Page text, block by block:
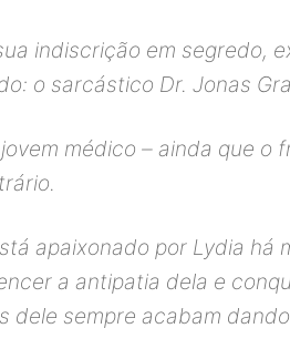
indiscrição em segredo,
o sarcástico Dr. Jonas
médico – ainda que o
apaixonado por Lydia há
a antipatia dela e
dele sempre acabam